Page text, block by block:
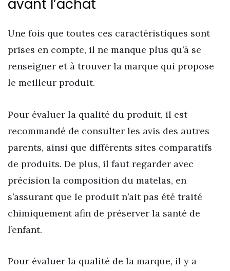
avant l’achat
Une fois que toutes ces caractéristiques sont
prises en compte, il ne manque plus qu’à se
renseigner et à trouver la marque qui propose
le meilleur produit.
Pour évaluer la qualité du produit, il est
recommandé de consulter les avis des autres
parents, ainsi que différents sites comparatifs
de produits. De plus, il faut regarder avec
précision la composition du matelas, en
s’assurant que le produit n’ait pas été traité
chimiquement afin de préserver la santé de
l’enfant.
Pour évaluer la qualité de la marque, il y a